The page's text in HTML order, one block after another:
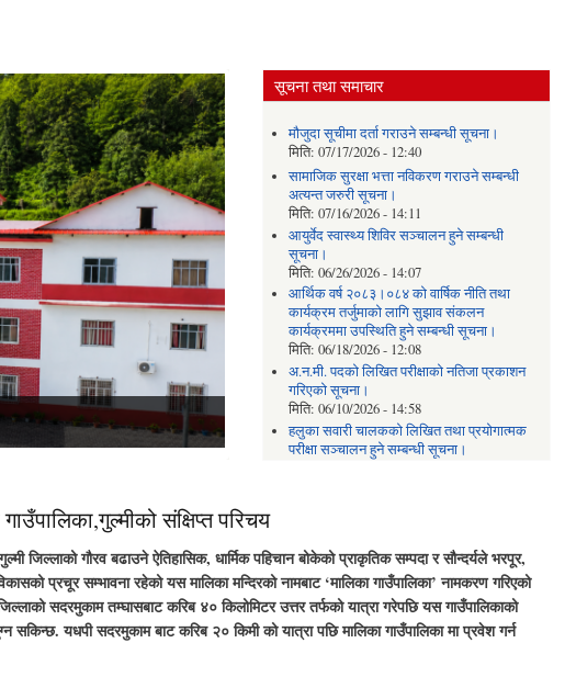
सूचना तथा समाचार
मौजुदा सूचीमा दर्ता गराउने सम्बन्धी सूचना।
मिति: 07/17/2026 - 12:40
सामाजिक सुरक्षा भत्ता नविकरण गराउने सम्बन्धी
अत्यन्त जरुरी सूचना।
मिति: 07/16/2026 - 14:11
आयुर्वेद स्वास्थ्य शिविर सञ्चालन हुने सम्बन्धी
सूचना।
मिति: 06/26/2026 - 14:07
आर्थिक वर्ष २०८३।०८४ को वार्षिक नीति तथा
कार्यक्रम तर्जुमाको लागि सुझाव संकलन
कार्यक्रममा उपस्थिति हुने सम्बन्धी सूचना।
मिति: 06/18/2026 - 12:08
अ.न.मी. पदको लिखित परीक्षाको नतिजा प्रकाशन
गरिएको सूचना।
मिति: 06/10/2026 - 14:58
हलुका सवारी चालकको लिखित तथा प्रयोगात्मक
परीक्षा सञ्चालन हुने सम्बन्धी सूचना।
संक्षिप्त परिचय
जिल्लाको गौरव बढाउने ऐतिहासिक, धार्मिक पहिचान बोकेको प्राकृतिक सम्पदा र सौन्दर्यले भरपूर,
प्रचूर सम्भावना रहेको यस मालिका मन्दिरको नामबाट ‘मालिका गाउँपालिका’ नामकरण गरिएको
सदरमुकाम तम्घासबाट करिब ४० किलोमिटर उत्तर तर्फको यात्रा गरेपछि यस गाउँपालिकाको
सकिन्छ. यधपी सदरमुकाम बाट करिब २० किमी को यात्रा पछि मालिका गाउँपालिका मा प्रवेश गर्न